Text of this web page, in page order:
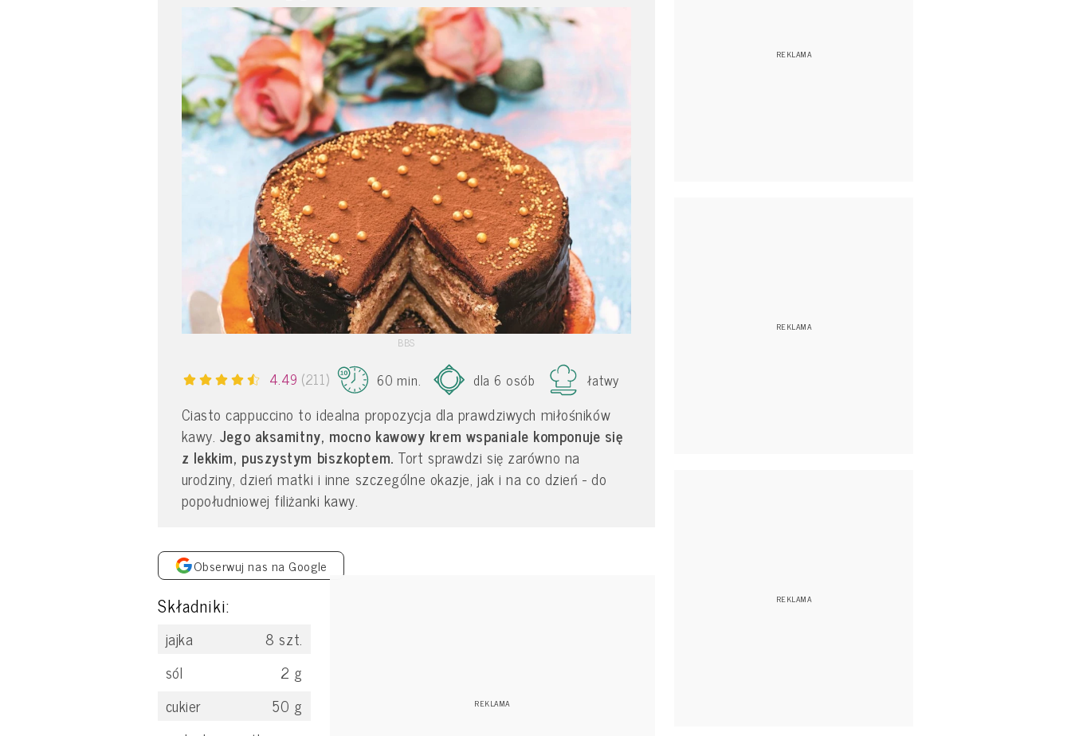
BBS
4.49 (211) 60 min. dla 6 osób łatwy
Ciasto cappuccino to idealna propozycja dla prawdziwych miłośników
kawy. Jego aksamitny, mocno kawowy krem wspaniale komponuje się
z lekkim, puszystym biszkoptem. Tort sprawdzi się zarówno na
urodziny, dzień matki i inne szczególne okazje, jak i na co dzień - do
popołudniowej filiżanki kawy.
Obserwuj nas na Google
Składniki:
jajka 8 szt.
sól
2 g
cukier
50 g